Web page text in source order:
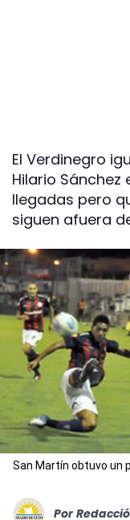
El Verdinegro
Hilario
llegadas pero
siguen afuera
San Martín obtuvo un
Por